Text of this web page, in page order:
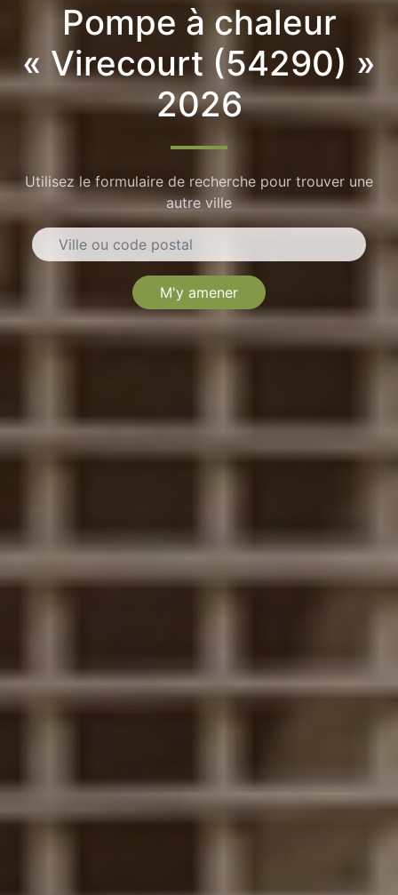
Pompe à chaleur
« Virecourt (54290) »
2026
Utilisez le formulaire de recherche pour trouver une
autre ville
M'y amener